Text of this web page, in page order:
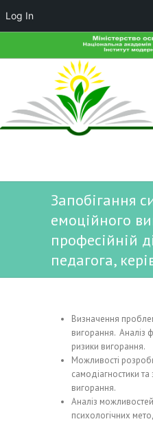
Запобігання
емоційного
професійній
педагога,
Визначення
вигорання. Аналіз
ризики вигорання.
Можливості
самодіагностики
вигорання.
Аналіз
психологічних
Log In